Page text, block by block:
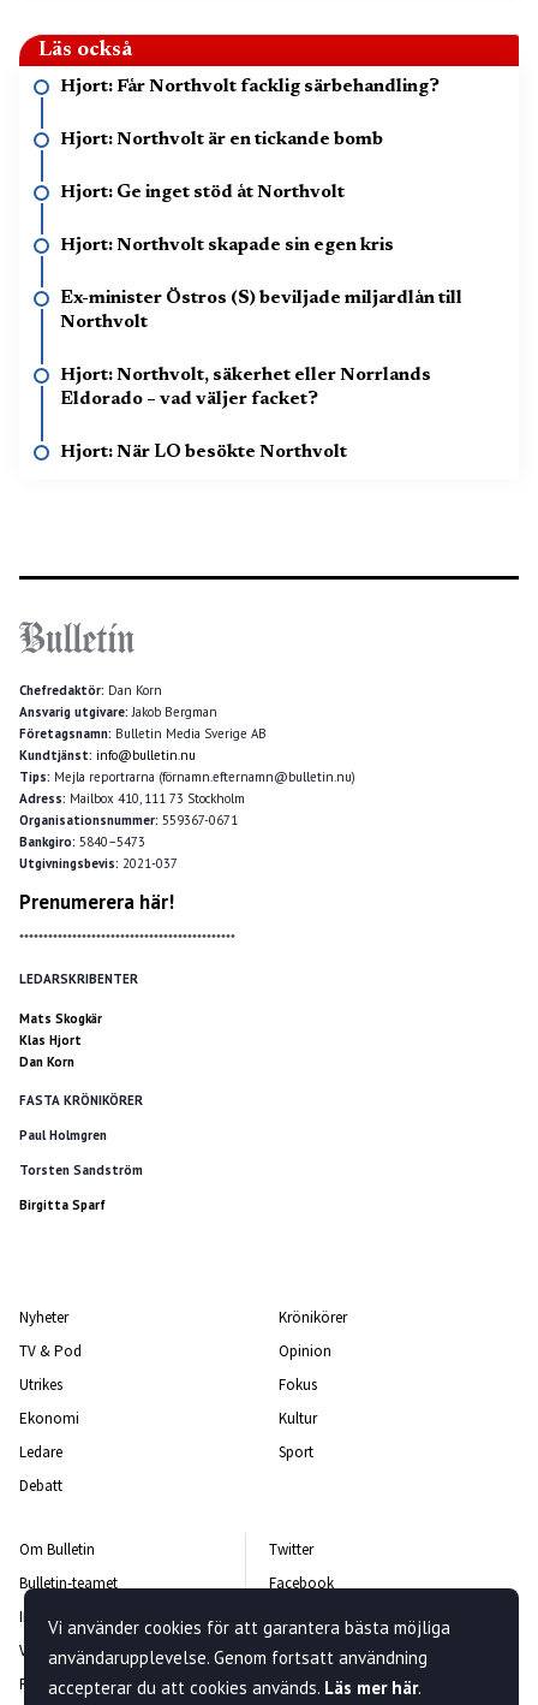
Läs också
Hjort: Får Northvolt facklig särbehandling?
Hjort: Northvolt är en tickande bomb
Hjort: Ge inget stöd åt Northvolt
Hjort: Northvolt skapade sin egen kris
Ex-minister Östros (S) beviljade miljardlån till
Northvolt
Hjort: Northvolt, säkerhet eller Norrlands
Eldorado – vad väljer facket?
Hjort: När LO besökte Northvolt
Chefredaktör: Dan Korn
Ansvarig utgivare:Jakob Bergman
Företagsnamn: Bulletin Media Sverige AB
Kundtjänst: info@bulletin.nu
Tips: Mejla reportrarna (förnamn.efternamn@bulletin.nu)
Adress: Mailbox 410, 111 73 Stockholm
Organisationsnummer: 559367-0671
Bankgiro: 5840–5473
Utgivningsbevis: 2021-037
Prenumerera här!
*********************************************
LEDARSKRIBENTER
Mats Skogkär
Klas Hjort
Dan Korn
FASTA KRÖNIKÖRER
Paul Holmgren
Torsten Sandström
Birgitta Sparf
Nyheter
TV & Pod
Utrikes
Ekonomi
Ledare
Debatt
Krönikörer
Opinion
Fokus
Kultur
Sport
Om Bulletin
Bulletin-teamet
Integritetspolicy
Vanliga frågor och svar
Rättelsepolicy
Twitter
Facebook
Kontakta oss
Nyhetsbrev
Vi använder cookies för att garantera bästa möjliga
användarupplevelse. Genom fortsatt användning
accepterar du att cookies används. Läs mer här.